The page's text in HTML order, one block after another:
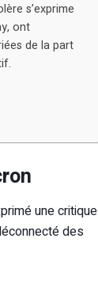
s’exprime
ont
de la part
une critique
des